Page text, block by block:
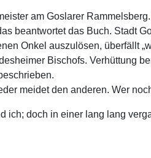
am Goslarer
beantwortet das Buch. Stadt
Onkel auszulösen, überfällt
Bischofs.
meidet den anderen. Wer
ich; doch in einer lang lang